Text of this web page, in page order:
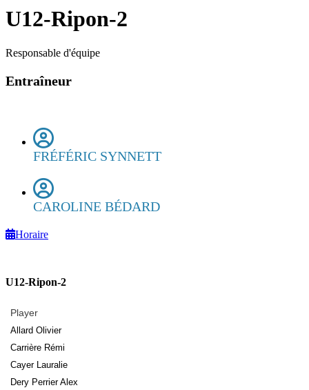
U12-Ripon-2
Responsable d'équipe
Entraîneur
FRÉFÉRIC SYNNETT
CAROLINE BÉDARD
Horaire
U12-Ripon-2
Player
Allard Olivier
Carrière Rémi
Cayer Lauralie
Dery Perrier Alex